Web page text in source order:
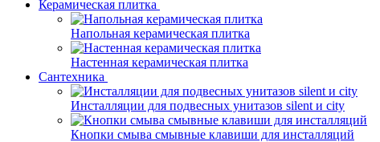
Керамическая плитка
Напольная керамическая плитка
Настенная керамическая плитка
Сантехника
Инсталляции для подвесных унитазов silent и city
Кнопки смыва смывные клавиши для инсталляций